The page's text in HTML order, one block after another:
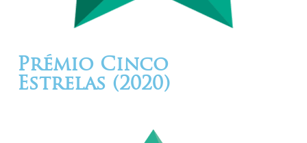
Prémio Cinco
Estrelas (2020)